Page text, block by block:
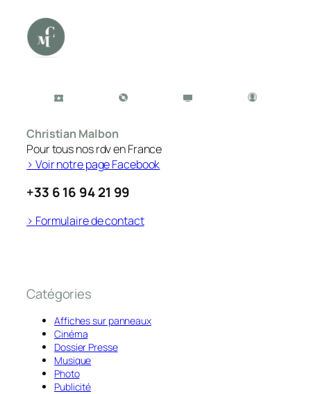
Christian Malbon
Pour tous nos rdv en France
> Voir notre page Facebook
+33 6 16 94 21 99
> Formulaire de contact
Catégories
Affiches sur panneaux
Cinéma
Dossier Presse
Musique
Photo
Publicité